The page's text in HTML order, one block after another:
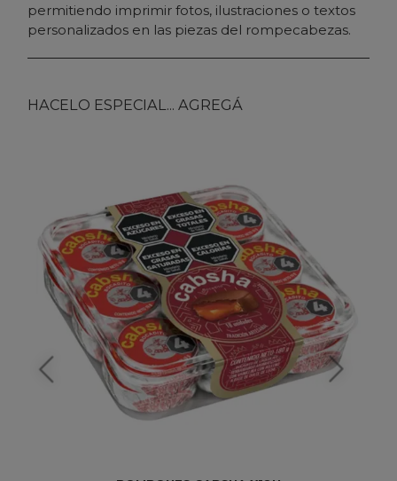
permitiendo imprimir fotos, ilustraciones o textos
personalizados en las piezas del rompecabezas.
HACELO ESPECIAL... AGREGÁ